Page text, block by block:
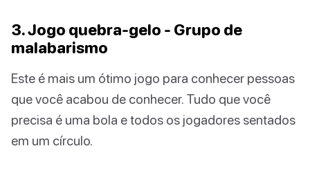
3. Jogo quebra-gelo - Grupo de
malabarismo
Este é mais um ótimo jogo para conhecer pessoas
que você acabou de conhecer. Tudo que você
precisa é uma bola e todos os jogadores sentados
em um círculo.